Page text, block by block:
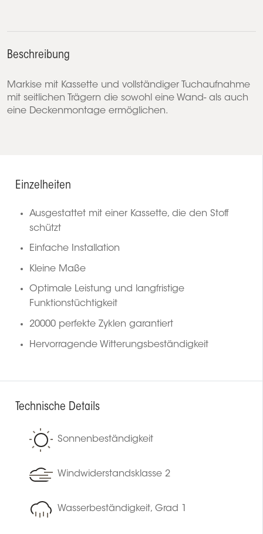
Beschreibung
Markise mit Kassette und vollständiger Tuchaufnahme
mit seitlichen Trägern die sowohl eine Wand- als auch
eine Deckenmontage ermöglichen.
Einzelheiten
Ausgestattet mit einer Kassette, die den Stoff
schützt
Einfache Installation
Kleine Maße
Optimale Leistung und langfristige
Funktionstüchtigkeit
20000 perfekte Zyklen garantiert
Hervorragende Witterungsbeständigkeit
Technische Details
Sonnenbeständigkeit
Windwiderstandsklasse 2
Wasserbeständigkeit, Grad 1